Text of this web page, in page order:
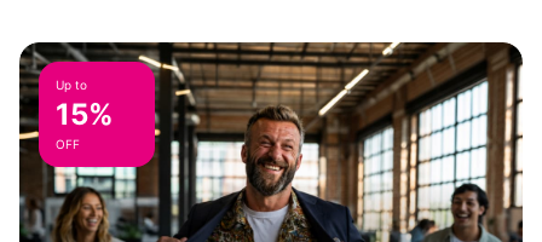
Up to
15%
OFF